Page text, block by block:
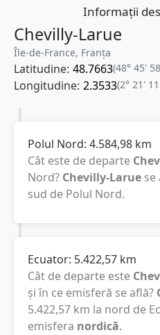
Informații
Chevilly-Larue
Île-de-France, Franţa
Latitudine: 48.7663(48° 45'
Longitudine: 2.3533(2° 21'
Polul Nord: 4.584,98 km
Cât este de departe
Nord? Chevilly-Larue se
sud de Polul Nord.
Ecuator: 5.422,57 km
Cât de departe este
și în ce emisferă se află?
5.422,57 km la nord de
emisfera nordică.